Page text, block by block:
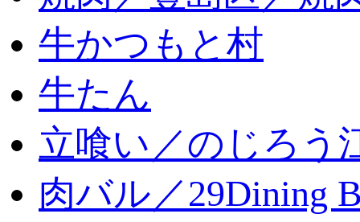
牛かつもと村
牛たん
立喰い／のじろう
肉バル／29Dining